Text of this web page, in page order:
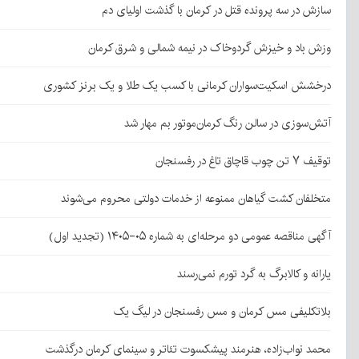
سازش در سه پرونده قتل در کرمان با گذشت اولیای دم
وزش باد و خیزش گردوخاک در نیمه شمالی و شرق کرمان
درخشش اسکیت‌سواران کرمانی با کسب یک طلا و یک برنز کشوری
آتش‌سوزی در سالن رنگ کرمان‌موتور بم مهار شد
توقیف ۷ تن چوب قاچاق تاغ در رفسنجان
متخلفان کشت گیاهان ممنوعه از خدمات دولتی محروم می‌شوند
آگهی مناقصه عمومی دو مرحله‌ای به شماره ۰۵-۱۴۰۵ (تجدید اول)
یارانه و کالابرگ به گرد تورم نمی‌رسند
بلاتکلیفی مس کرمان و مس رفسنجان در لیگ یک
محمد نواب‌زاده، هنرمند پیشکسوت تئاتر و سینمای کرمان درگذشت